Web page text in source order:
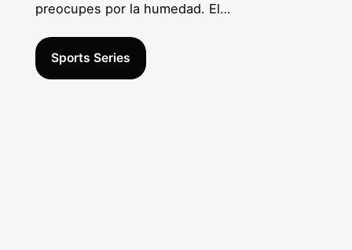
preocupes por la humedad. El…
Sports Series